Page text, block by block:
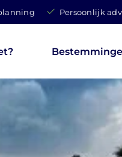
Persoonlijk